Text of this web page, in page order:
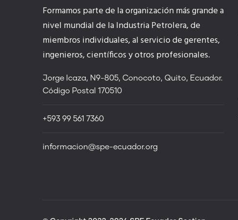
Formamos parte de la organización más grande a
nivel mundial de la Industria Petrolera, de
miembros individuales, al servicio de gerentes,
ingenieros, científicos y otros profesionales.
Jorge Icaza, N9-805, Conocoto, Quito, Ecuador.
Código Postal 170510
+593 99 561 7360
informacion@spe-ecuador.org